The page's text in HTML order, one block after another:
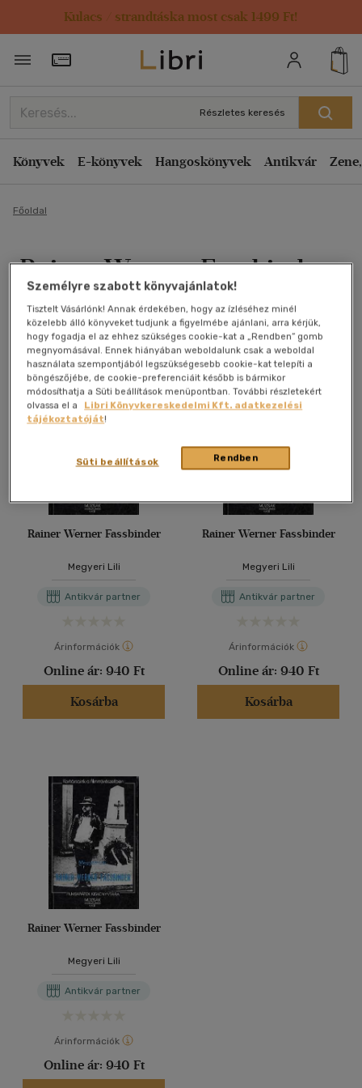
Kulacs / strandtáska most csak 1499 Ft!
Törzsvásárlói Kártya adatai
Részletes keresés
Könyvek E-könyvek Hangoskönyvek Antikvár
Főoldal
Rainer Werner Fassbinder
Antikvár könyv (3db)
Rainer Werner Fassbinder
Megyeri Lili
Antikvár partner
Árinformációk
Online ár: 940 Ft
Kosárba
Rainer Werner Fassbinder
Megyeri Lili
Antikvár partner
Árinformációk
Online ár: 940 Ft
Kosárba
Rainer Werner Fassbinder
Megyeri Lili
Antikvár partner
Árinformációk
Online ár: 940 Ft
Személyre szabott könyvajánlatok!
Tisztelt Vásárlónk! Annak érdekében, hogy az ízléséhez minél
közelebb álló könyveket tudjunk a figyelmébe ajánlani, arra kérjük,
hogy fogadja el az ehhez szükséges cookie-kat a „Rendben” gomb
megnyomásával. Ennek hiányában weboldalunk csak a weboldal
használata szempontjából legszükségesebb cookie-kat telepíti a
böngészőjébe, de cookie-preferenciáit később is bármikor
módosíthatja a Süti beállítások menüpontban. További részletekért
olvassa el a
Libri Könyvkereskedelmi Kft. adatkezelési
tájékoztatóját!
Rendben
Süti beállítások